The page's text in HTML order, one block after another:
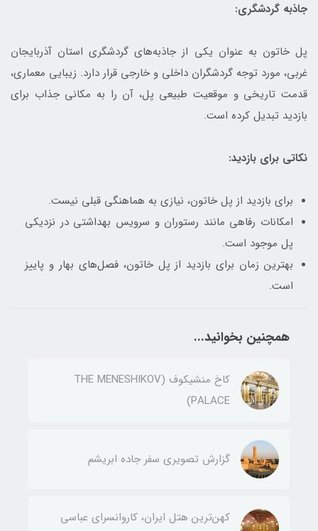
جاذبه گردشگری:
پل خاتون به عنوان یکی از جاذبه‌های گردشگری استان آذربایجان
غربی، مورد توجه گردشگران داخلی و خارجی قرار دارد. زیبایی معماری،
قدمت تاریخی و موقعیت طبیعی پل، آن را به مکانی جذاب برای
بازدید تبدیل کرده است.
نکاتی برای بازدید:
برای بازدید از پل خاتون، نیازی به هماهنگی قبلی نیست.
امکانات رفاهی مانند رستوران و سرویس بهداشتی در نزدیکی
پل موجود است.
بهترین زمان برای بازدید از پل خاتون، فصل‌های بهار و پاییز
است.
همچنین بخوانید...
کاخ منشیکوف (THE MENESHIKOV
PALACE)
گزارش تصویری سفر جاده ابریشم
کهن‌ترین هتل ایران، کاروانسرای عباسی